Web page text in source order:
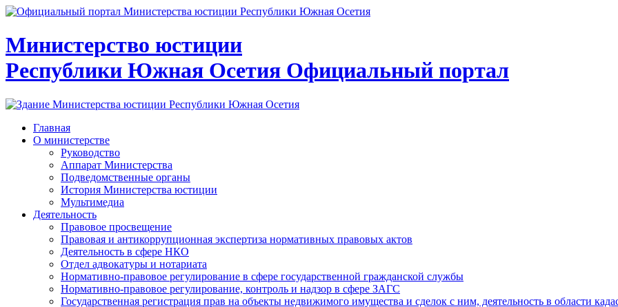
Министерство юстиции
Республики Южная Осетия Официальный портал
Главная
О министерстве
Руководство
Аппарат Министерства
Подведомственные органы
История Министерства юстиции
Мультимедиа
Деятельность
Правовое просвещение
Правовая и антикоррупционная экспертиза нормативных правовых актов
Деятельность в сфере НКО
Отдел адвокатуры и нотариата
Нормативно-правовое регулирование в сфере государственной гражданской службы
Нормативно-правовое регулирование, контроль и надзор в сфере ЗАГС
Государственная регистрация прав на объекты недвижимого имущества и сделок с ним, деятельность в области